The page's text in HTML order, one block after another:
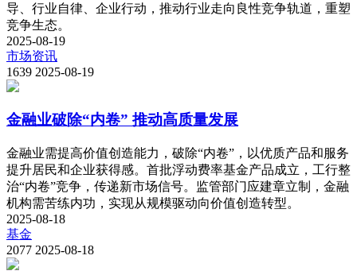
导、行业自律、企业行动，推动行业走向良性竞争轨道，重塑
竞争生态。
2025-08-19
市场资讯
1639 2025-08-19
金融业破除“内卷” 推动高质量发展
金融业需提高价值创造能力，破除“内卷”，以优质产品和服务
提升居民和企业获得感。首批浮动费率基金产品成立，工行整
治“内卷”竞争，传递新市场信号。监管部门应建章立制，金融
机构需苦练内功，实现从规模驱动向价值创造转型。
2025-08-18
基金
2077 2025-08-18